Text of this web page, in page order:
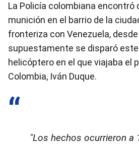
La Policía colombiana encontró
munición en el barrio de la
fronteriza con Venezuela,
supuestamente se disparó
helicóptero en el que viajaba el
Colombia, Iván Duque.
"Los hechos ocurrieron a